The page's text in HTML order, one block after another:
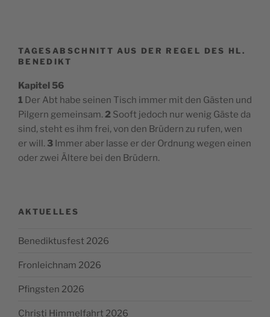
TAGESABSCHNITT AUS DER REGEL DES HL.
BENEDIKT
Kapitel 56
1 Der Abt habe seinen Tisch immer mit den Gästen und
Pilgern gemeinsam. 2 Sooft jedoch nur wenig Gäste da
sind, steht es ihm frei, von den Brüdern zu rufen, wen
er will. 3 Immer aber lasse er der Ordnung wegen einen
oder zwei Ältere bei den Brüdern.
AKTUELLES
Benediktusfest 2026
Fronleichnam 2026
Pfingsten 2026
Christi Himmelfahrt 2026